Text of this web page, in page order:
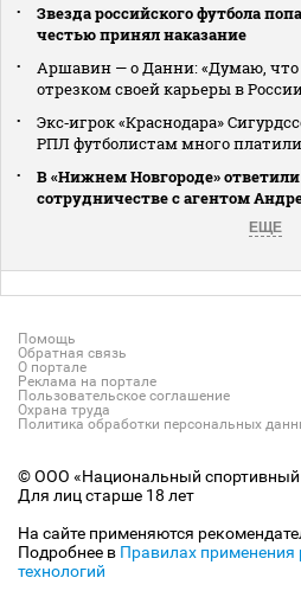
Звезда российского футбола
честью принял наказание
Аршавин — о Данни: «Думаю, что
отрезком своей карьеры в
Экс‑игрок «Краснодара»
РПЛ футболистам много
В «Нижнем Новгороде»
сотрудничестве с агентом
ЕЩЕ
Помощь
Обратная связь
О портале
Реклама на портале
Пользовательское соглашение
Охрана труда
Политика обработки персональных
© ООО «Национальный спортивный
Для лиц старше 18 лет
На сайте применяются
Подробнее в Правилах применения
технологий